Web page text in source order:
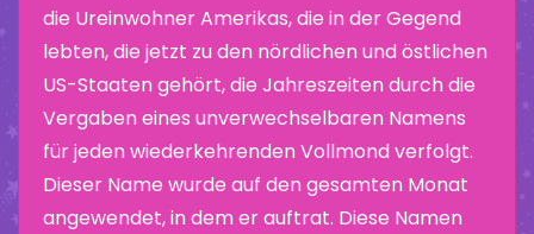
die Ureinwohner Amerikas, die in der Gegend
lebten, die jetzt zu den nördlichen und östlichen
US-Staaten gehört, die Jahreszeiten durch die
Vergaben eines unverwechselbaren Namens
für jeden wiederkehrenden Vollmond verfolgt.
Dieser Name wurde auf den gesamten Monat
angewendet, in dem er auftrat. Diese Namen